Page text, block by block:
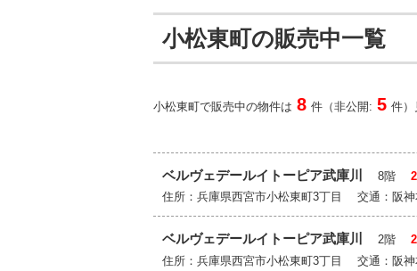
小松東町の販売中一覧
小松東町で販売中の物件は 8 件（非公開: 5 件）
ベルヴェデールイトーピア武庫川 8階
住所：兵庫県西宮市小松東町3丁目 交通：阪
ベルヴェデールイトーピア武庫川 2階
住所：兵庫県西宮市小松東町3丁目 交通：阪